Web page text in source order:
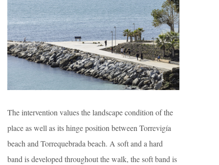
The intervention values ​​the landscape condition of the
place as well as its hinge position between Torrevigía
beach and Torrequebrada beach. A soft and a hard
band is developed throughout the walk, the soft band is